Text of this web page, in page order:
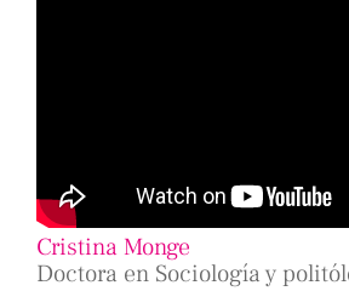
Cristina Monge
Doctora en Sociología y